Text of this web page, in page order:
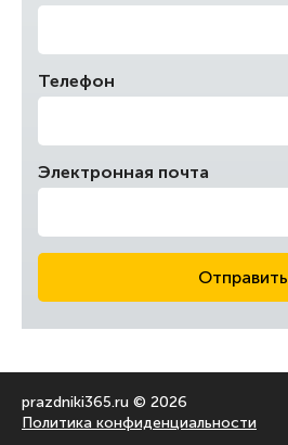
Телефон
Электронная почта
Отправить
prazdniki365.ru © 2026
Политика конфиденциальности